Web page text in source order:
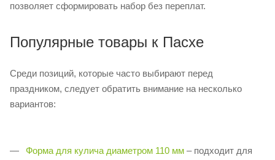
позволяет сформировать набор без переплат.
Популярные товары к Пасхе
Среди позиций, которые часто выбирают перед
праздником, следует обратить внимание на несколько
вариантов:
Форма для кулича диаметром 110 мм – подходит для